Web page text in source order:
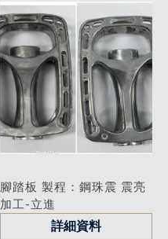
腳踏板 製程：鋼珠震 震亮
加工-立進
詳細資料